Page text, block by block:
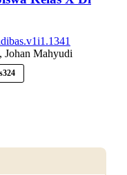
Johan Mahyudi
324